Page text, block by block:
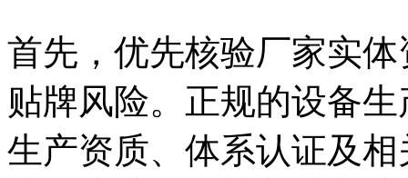
首先，优先核验厂家实
贴牌风险。正规的设备
生产资质、体系认证及